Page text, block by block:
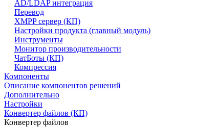
AD/LDAP интеграция
Перевод
XMPP сервер (КП)
Настройки продукта (главный модуль)
Инструменты
Монитор производительности
ЧатБоты (КП)
Компрессия
Компоненты
Описание компонентов решений
Дополнительно
Настройки
Конвертер файлов (КП)
Конвертер файлов